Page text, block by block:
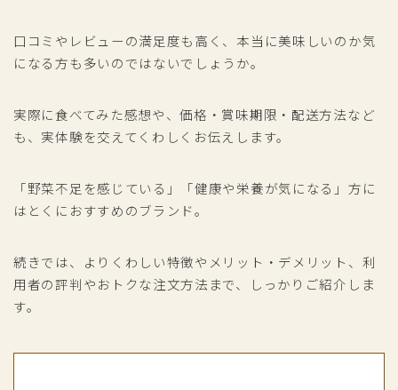
口コミやレビューの満足度も高く、本当に美味しいのか気
になる方も多いのではないでしょうか。
実際に食べてみた感想や、価格・賞味期限・配送方法など
も、実体験を交えてくわしくお伝えします。
「野菜不足を感じている」「健康や栄養が気になる」方に
はとくにおすすめのブランド。
続きでは、よりくわしい特徴やメリット・デメリット、利
用者の評判やおトクな注文方法まで、しっかりご紹介しま
す。